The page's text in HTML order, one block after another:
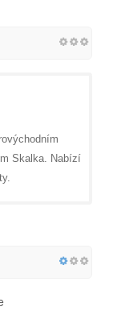
Skalka. Nabízí